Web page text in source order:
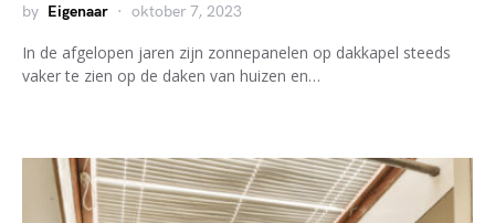
by Eigenaar oktober 7, 2023
In de afgelopen jaren zijn zonnepanelen op dakkapel steeds
vaker te zien op de daken van huizen en…